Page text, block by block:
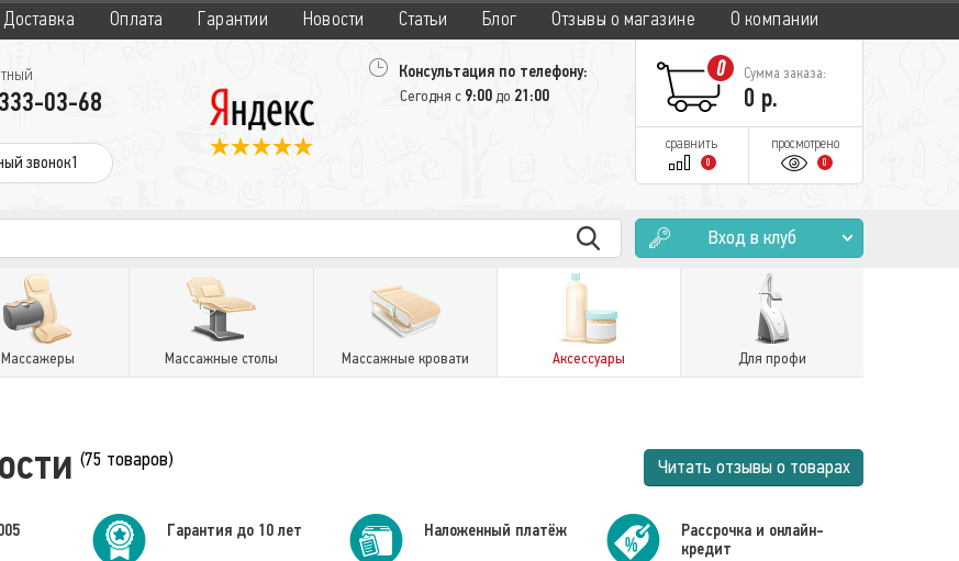
Доставка Оплата Гарантии Новости Статьи Блог Отзывы о магазине О компании
03-68
звонок1
Консультация по телефону:
Сегодня с 9:00до 21:00
0 Сумма заказа:
0 р.
сравнить
0
просмотрено
0
Вход в клуб
Массажеры Массажные столы Массажные кровати Аксессуары Для профи
(75 товаров) Читать отзывы о товарах
Гарантия до 10 лет Наложенный платёж
Рассрочка и онлайн-
кредит